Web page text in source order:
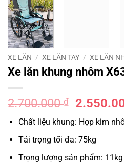
XE LĂN / XE LĂN TAY / XE LĂN
Xe lăn khung nhôm
2.700.000₫
Giá
gốc
là:
Chất liệu khung: Hợp kim
Tải trọng tối đa: 75kg
Trọng lượng sản phẩm: 11kg